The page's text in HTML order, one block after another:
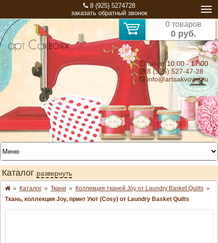
8 (925) 5274728
заказать обратный звонок
0 товаров
0 руб.
⏰ пн-пт 10:00 - 17:00
8 (925) 527-47-28
info@artsakvoyaj.ru
Каталог развернуть
» Каталог » Ткани » Коллекция тканей Joy от Laundry Basket Quilts »
Ткань, коллекция Joy, принт Уют (Cosy) от Laundry Basket Quilts